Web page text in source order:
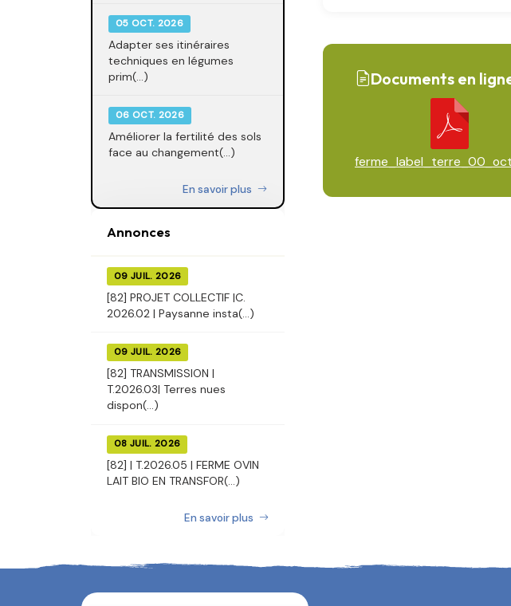
05 OCT. 2026
Adapter ses itinéraires
techniques en légumes
prim(...)
06 OCT. 2026
Améliorer la fertilité des sols
face au changement(...)
En savoir plus
Annonces
09 JUIL. 2026
[82] PROJET COLLECTIF |C.
2026.02 | Paysanne insta(...)
09 JUIL. 2026
[82] TRANSMISSION |
T.2026.03| Terres nues
dispon(...)
08 JUIL. 2026
[82] | T.2026.05 | FERME OVIN
LAIT BIO EN TRANSFOR(...)
En savoir plus
Documents en